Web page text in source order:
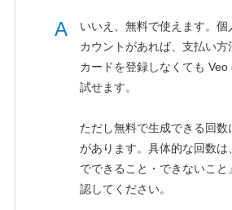
A
いいえ、無料で使えます。個
カウントがあれば、支払い方
カードを登録しなくても Veo
試せます。
ただし無料で生成できる回数
があります。具体的な回数は
でできること・できないこと
認してください。